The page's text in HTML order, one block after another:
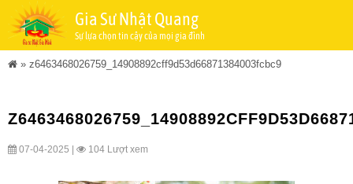
Gia Sư Nhật Quang
Sự lựa chọn tin cậy của mọi gia đình
» z6463468026759_14908892cff9d53d66871384003fcbc9
07-04-2025 | 104 Lượt xem